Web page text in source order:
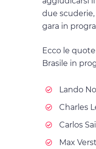
due
gara in
Ecco le
Brasile in
Lando
Charles
Carlos
Max